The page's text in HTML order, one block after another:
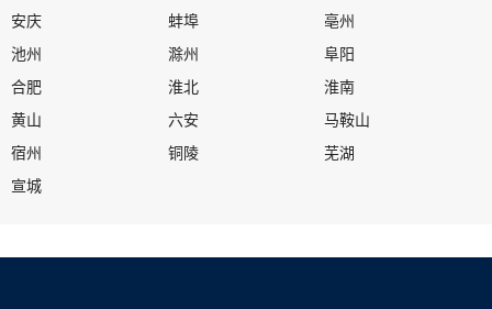
安庆 蚌埠
亳州
池州
滁州
阜阳
合肥
淮北
淮南
黄山
六安
马鞍山
宿州
铜陵
芜湖
宣城